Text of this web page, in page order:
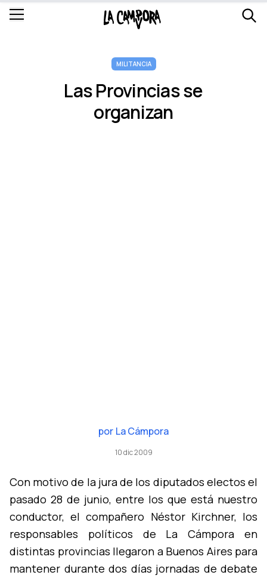
MILITANCIA
Las Provincias se
organizan
por La Cámpora
10 dic 2009
Con motivo de la jura de los diputados electos el
pasado 28 de junio, entre los que está nuestro
conductor, el compañero Néstor Kirchner, los
responsables polí­ticos de La Cámpora en
distintas provincias llegaron a Buenos Aires para
mantener durante dos dí­as jornadas de debate